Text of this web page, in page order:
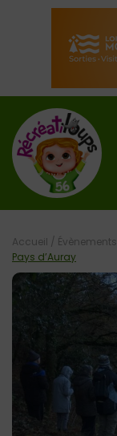
Accueil / Évènements
Pays d’Auray